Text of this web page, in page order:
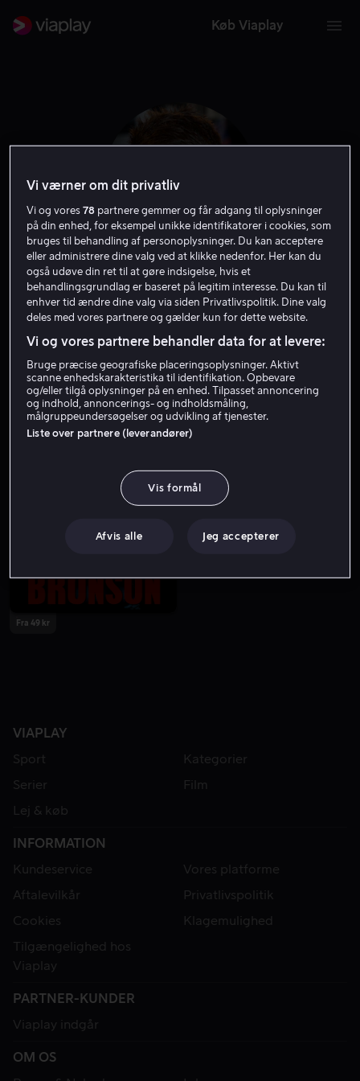
Køb Viaplay
Nick Love
Lej 49 kr
Fra 49 kr
VIAPLAY
Sport
Kategorier
Serier
Film
Lej & køb
INFORMATION
Kundeservice
Vores platforme
Aftalevilkår
Privatlivspolitik
Cookies
Klagemulighed
Tilgængelighed hos
Viaplay
PARTNER-KUNDER
Viaplay indgår
OM OS
Vi værner om dit privatliv
Vi og vores78 partnere gemmer og får adgang til oplysninger
på din enhed, for eksempel unikke identifikatorer i cookies, som
bruges til behandling af personoplysninger. Du kan acceptere
eller administrere dine valg ved at klikke nedenfor. Her kan du
også udøve din ret til at gøre indsigelse, hvis et
behandlingsgrundlag er baseret på legitim interesse. Du kan til
enhver tid ændre dine valg via siden Privatlivspolitik. Dine valg
deles med vores partnere og gælder kun for dette website.
Vi og vores partnere behandler data for at levere:
Bruge præcise geografiske placeringsoplysninger. Aktivt
scanne enhedskarakteristika til identifikation. Opbevare
og/eller tilgå oplysninger på en enhed. Tilpasset annoncering
og indhold, annoncerings- og indholdsmåling,
målgruppeundersøgelser og udvikling af tjenester.
Liste over partnere (leverandører)
Vis formål
Afvis alle Jeg accepterer